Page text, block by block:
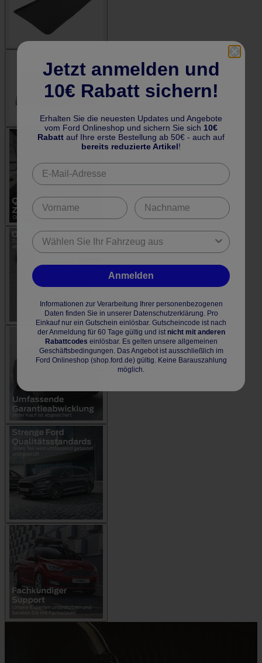
Jetzt anmelden und
10€ Rabatt sichern!
Erhalten Sie die neuesten Updates und Angebote
vom Ford Onlineshop und sichern Sie sich 10€
Rabatt auf Ihre erste Bestellung ab 50€ - auch auf
bereits reduzierte Artikel!
Anmelden
Informationen zur Verarbeitung Ihrer personenbezogenen
Daten finden Sie in unserer Datenschutzerklärung. Pro
Einkauf nur ein Gutschein einlösbar. Gutscheincode ist nach
der Anmeldung für 60 Tage gültig und ist nicht mit anderen
Rabattcodes einlösbar. Es gelten unsere allgemeinen
Geschäftsbedingungen. Das Angebot ist ausschließlich im
Ford Onlineshop (shop.ford.de) gültig. Keine Barauszahlung
möglich.